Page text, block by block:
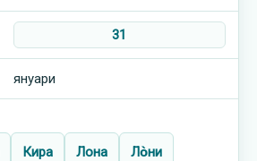
31
януари
Кира Лона Ло̀ни